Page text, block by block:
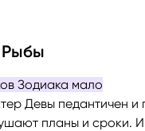
Рыбы
Зодиака мало
Девы педантичен и
планы и сроки.